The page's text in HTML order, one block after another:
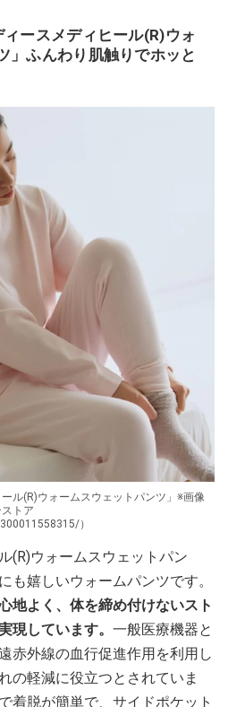
ースメディヒール(R)ウォ
」ふんわり肌触りでホッと
ル(R)ウォームスウェットパンツ」※画像
トア
）
(R)ウォームスウェットパン
も嬉しいウォームパンツです。
地よく、体を締め付けないスト
現しています。 一般医療機器と
赤外線の血行促進作用を利用し
の軽減に役立つとされていま
着脱が簡単で、サイドポケット